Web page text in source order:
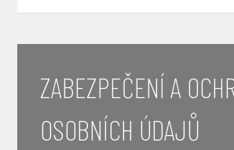
ZABEZPEČENÍ A
OSOBNÍCH ÚDAJŮ